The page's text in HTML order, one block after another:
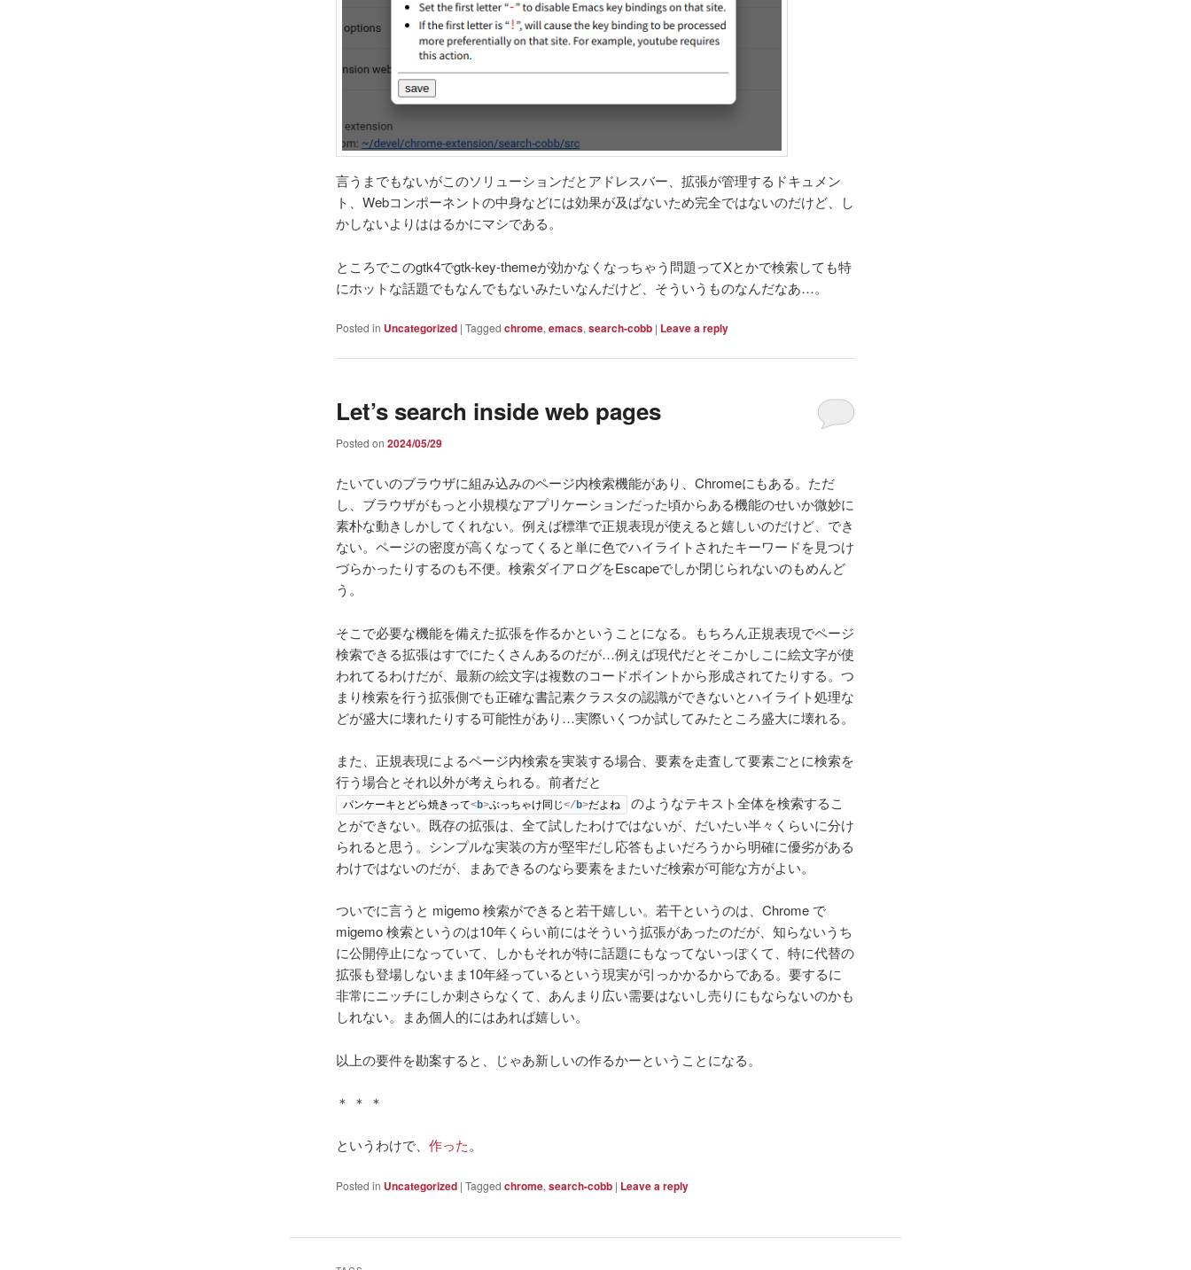
言うまでもないがこのソリューションだとアドレスバー、拡張が管理するドキュメン
ト、Webコンポーネントの中身などには効果が及ばないため完全ではないのだけど、し
かしないよりははるかにマシである。
ところでこのgtk4でgtk-key-themeが効かなくなっちゃう問題ってXとかで検索しても特
にホットな話題でもなんでもないみたいなんだけど、そういうものなんだなあ…。
Posted in Uncategorized |Tagged chrome,emacs,search-cobb | Leave a reply
Let’s search inside web pages
Posted on2024/05/29
たいていのブラウザに組み込みのページ内検索機能があり、Chromeにもある。ただ
し、ブラウザがもっと小規模なアプリケーションだった頃からある機能のせいか微妙に
素朴な動きしかしてくれない。例えば標準で正規表現が使えると嬉しいのだけど、でき
ない。ページの密度が高くなってくると単に色でハイライトされたキーワードを見つけ
づらかったりするのも不便。検索ダイアログをEscapeでしか閉じられないのもめんど
う。
そこで必要な機能を備えた拡張を作るかということになる。もちろん正規表現でページ
検索できる拡張はすでにたくさんあるのだが…例えば現代だとそこかしこに絵文字が使
われてるわけだが、最新の絵文字は複数のコードポイントから形成されてたりする。つ
まり検索を行う拡張側でも正確な書記素クラスタの認識ができないとハイライト処理な
どが盛大に壊れたりする可能性があり…実際いくつか試してみたところ盛大に壊れる。
また、正規表現によるページ内検索を実装する場合、要素を走査して要素ごとに検索を
行う場合とそれ以外が考えられる。前者だと
パンケーキとどら焼きって<b>ぶっちゃけ同じ</b>だよね
のようなテキスト全体を検索するこ
とができない。既存の拡張は、全て試したわけではないが、だいたい半々くらいに分け
られると思う。シンプルな実装の方が堅牢だし応答もよいだろうから明確に優劣がある
わけではないのだが、まあできるのなら要素をまたいだ検索が可能な方がよい。
ついでに言うと migemo 検索ができると若干嬉しい。若干というのは、Chrome で
migemo 検索というのは10年くらい前にはそういう拡張があったのだが、知らないうち
に公開停止になっていて、しかもそれが特に話題にもなってないっぽくて、特に代替の
拡張も登場しないまま10年経っているという現実が引っかかるからである。要するに
非常にニッチにしか刺さらなくて、あんまり広い需要はないし売りにもならないのかも
しれない。まあ個人的にはあれば嬉しい。
以上の要件を勘案すると、じゃあ新しいの作るかーということになる。
＊ ＊ ＊
というわけで、作った。
Posted in Uncategorized |Tagged chrome,search-cobb | Leave a reply